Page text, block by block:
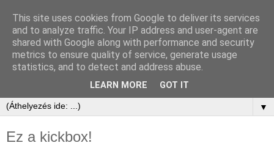
▼
Ez a kickbox!
This site uses cookies from Google to deliver its services
and to analyze traffic. Your IP address and user-agent are
shared with Google along with performance and security
metrics to ensure quality of service, generate usage
statistics, and to detect and address abuse.
LEARN MORE GOT IT